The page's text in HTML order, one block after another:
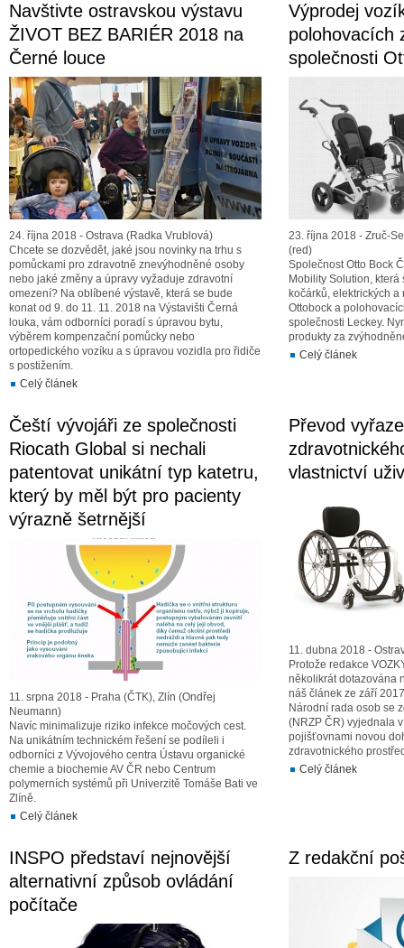
Navštivte ostravskou výstavu
ŽIVOT BEZ BARIÉR 2018 na
Černé louce
24. října 2018 - Ostrava (Radka Vrublová)
Chcete se dozvědět, jaké jsou novinky na trhu s
pomůckami pro zdravotně znevýhodněné osoby
nebo jaké změny a úpravy vyžaduje zdravotní
omezení? Na oblíbené výstavě, která se bude
konat od 9. do 11. 11. 2018 na Výstavišti Černá
louka, vám odborníci poradí s úpravou bytu,
výběrem kompenzační pomůcky nebo
ortopedického vozíku a s úpravou vozidla pro řidiče
s postižením.
Celý článek
Výprodej
polohovacích
společnosti
23. října 2018 - Zruč-
(red)
Společnost Otto Bock
Mobility Solution,
kočárků, elektrických
Ottobock a
společnosti Leckey.
produkty za
Celý článek
Čeští vývojáři ze společnosti
Riocath Global si nechali
patentovat unikátní typ katetru,
který by měl být pro pacienty
výrazně šetrnější
11. srpna 2018 - Praha (ČTK), Zlín (Ondřej
Neumann)
Navíc minimalizuje riziko infekce močových cest.
Na unikátním technickém řešení se podíleli i
odborníci z Vývojového centra Ústavu organické
chemie a biochemie AV ČR nebo Centrum
polymerních systémů při Univerzitě Tomáše Bati ve
Zlíně.
Celý článek
Převod
vlastnictví
11. dubna 2018 -
Protože redakce
několikrát dotazována
náš článek ze září
Národní rada osob se
(NRZP ČR) vyjednala
pojišťovnami novou
zdravotnického
Celý článek
INSPO představí nejnovější
alternativní způsob ovládání
počítače
Z redakční